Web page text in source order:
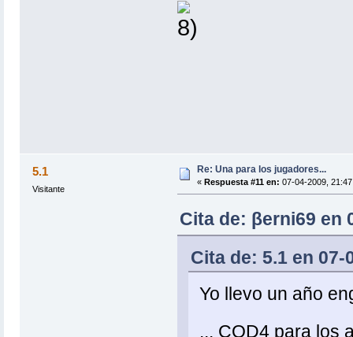
5.1
Visitante
Re: Una para los jugadores...
« Respuesta #11 en: 07-04-2009,
Cita de: βerni69 en
Cita de: 5.1 en 07-
Yo llevo un año
... COD4 para los